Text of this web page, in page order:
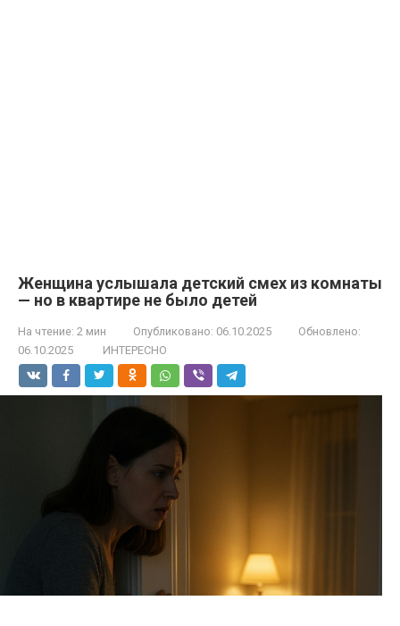
Женщина услышала детский смех из комнаты
— но в квартире не было детей
На чтение: 2 мин Опубликовано: 06.10.2025
Обновлено:
06.10.2025
ИНТЕРЕСНО